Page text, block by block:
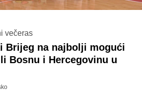
večeras
Brijeg na najbolji mogući
Bosnu i Hercegovinu u